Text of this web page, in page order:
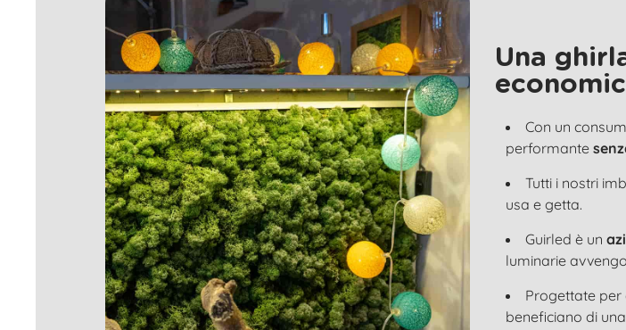
Una
Con un
performante
Tutti i nostri
usa e getta.
Guirled è un
luminarie
Progettate per
beneficiano di una